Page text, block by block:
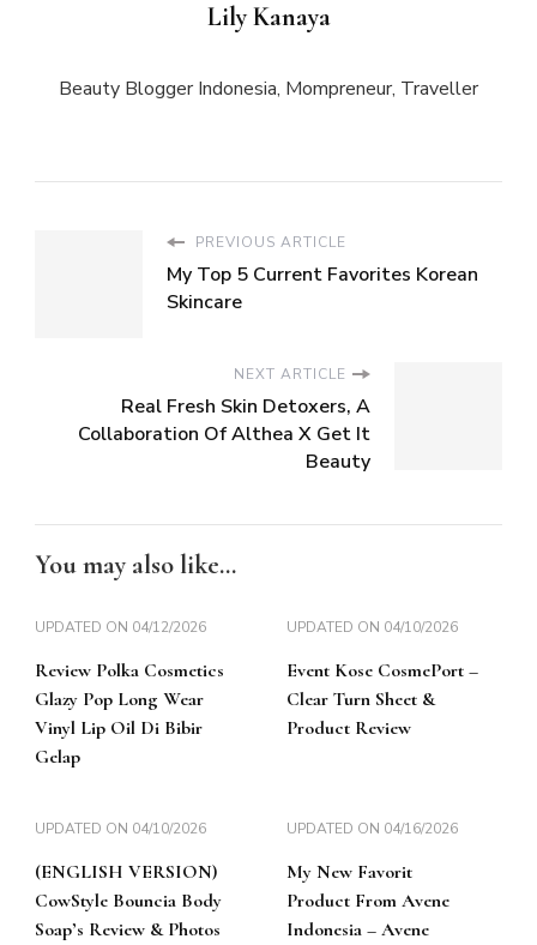
Lily Kanaya
Beauty Blogger Indonesia, Mompreneur, Traveller
PREVIOUS ARTICLE
My Top 5 Current Favorites Korean
Skincare
NEXT ARTICLE
Real Fresh Skin Detoxers, A
Collaboration Of Althea X Get It
Beauty
You may also like...
UPDATED ON 04/12/2026
Review Polka Cosmetics
Glazy Pop Long Wear
Vinyl Lip Oil Di Bibir
Gelap
UPDATED ON 04/10/2026
Event Kose CosmePort –
Clear Turn Sheet &
Product Review
UPDATED ON 04/10/2026
(ENGLISH VERSION)
CowStyle Bouncia Body
Soap’s Review & Photos
UPDATED ON 04/16/2026
My New Favorit
Product From Avene
Indonesia – Avene